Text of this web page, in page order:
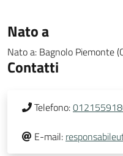
Nato a
Nato a: Bagnolo Piemonte
Contatti
Telefono:
E-mail: